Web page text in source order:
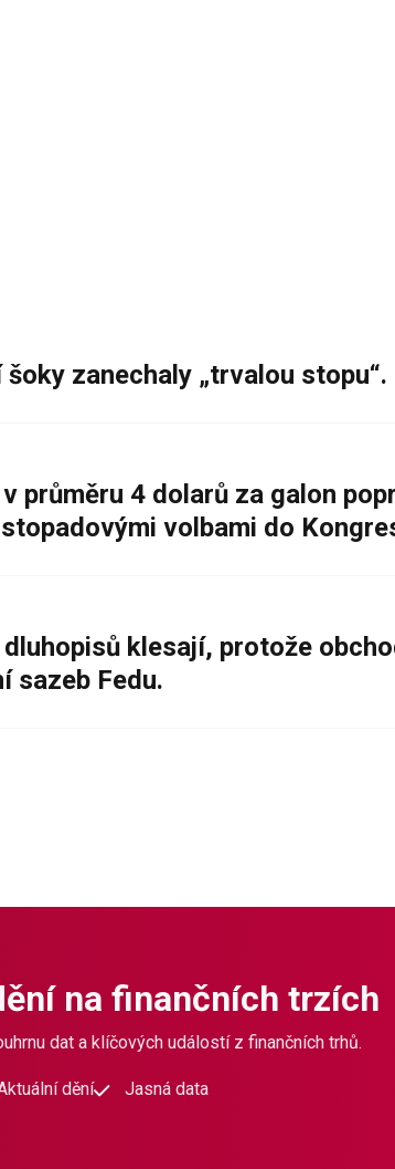
zanechaly „trvalou stopu“.
průměru 4 dolarů za galon
volbami do
klesají, protože
sazeb Fedu.
na finančních trzích
dat a klíčových událostí z finančních trhů.
dění Jasná data